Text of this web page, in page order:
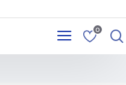
0